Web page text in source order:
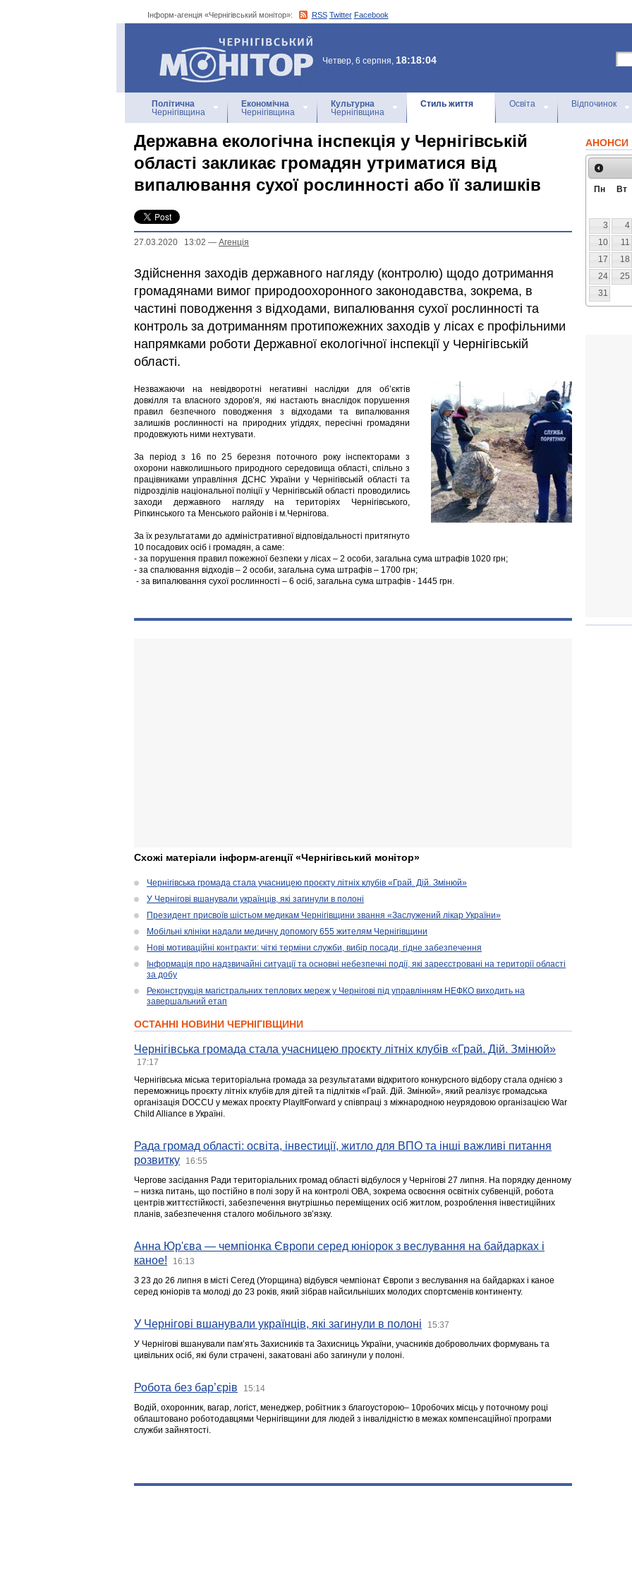
Інформ-агенція «Чернігівський монітор»: RSS Twitter Facebook
Інформ-агенція
«Чернігівський монітор»
Четвер, 6 серпня, 18:18:04
Політична
Чернігівщина
Економічна
Чернігівщина
Культурна
Чернігівщина
Стиль життя Освіта Відпочинок
Державна екологічна інспекція у Чернігівській
області закликає громадян утриматися від
випалювання сухої рослинності або її залишків
27.03.2020 13:02 — Агенцiя
Здійснення заходів державного нагляду (контролю) щодо дотримання
громадянами вимог природоохоронного законодавства, зокрема, в
частині поводження з відходами, випалювання сухої рослинності та
контроль за дотриманням протипожежних заходів у лісах є профільними
напрямками роботи Державної екологічної інспекції у Чернігівській
області.
Незважаючи на невідворотні негативні наслідки для об’єктів
довкілля та власного здоров’я, які настають внаслідок порушення
правил безпечного поводження з відходами та випалювання
залишків рослинності на природних угіддях, пересічні громадяни
продовжують ними нехтувати.
За період з 16 по 25 березня поточного року інспекторами з
охорони навколишнього природного середовища області, спільно з
працівниками управління ДСНС України у Чернігівській області та
підрозділів національної поліції у Чернігівській області проводились
заходи державного нагляду на територіях Чернігівського,
Ріпкинського та Менського районів і м.Чернігова.
За їх результатами до адміністративної відповідальності притягнуто
10 посадових осіб і громадян, а саме:
- за порушення правил пожежної безпеки у лісах – 2 особи, загальна сума штрафів 1020 грн;
- за спалювання відходів – 2 особи, загальна сума штрафів – 1700 грн;
- за випалювання сухої рослинності – 6 осіб, загальна сума штрафів - 1445 грн.
Схожі матеріали інформ-агенції «Чернігівський монітор»
Чернігівська громада стала учасницею проєкту літніх клубів «Грай. Дій. Змінюй»
У Чернігові вшанували українців, які загинули в полоні
Президент присвоїв шістьом медикам Чернігівщини звання «Заслужений лікар України»
Мобільні клініки надали медичну допомогу 655 жителям Чернігівщини
Нові мотиваційні контракти: чіткі терміни служби, вибір посади, гідне забезпечення
Інформація про надзвичайні ситуації та основні небезпечні події, які зареєстровані на території області
за добу
Реконструкція магістральних теплових мереж у Чернігові під управлінням НЕФКО виходить на
завершальний етап
ОСТАННІ НОВИНИ ЧЕРНІГІВЩИНИ
Чернігівська громада стала учасницею проєкту літніх клубів «Грай. Дій. Змінюй»
17:17
Чернігівська міська територіальна громада за результатами відкритого конкурсного відбору стала однією з
переможниць проєкту літніх клубів для дітей та підлітків «Грай. Дій. Змінюй», який реалізує громадська
організація DOCCU у межах проєкту PlayItForward у співпраці з міжнародною неурядовою організацією War
Child Alliance в Україні.
Рада громад області: освіта, інвестиції, житло для ВПО та інші важливі питання
розвитку
16:55
Чергове засідання Ради територіальних громад області відбулося у Чернігові 27 липня. На порядку денному
– низка питань, що постійно в полі зору й на контролі ОВА, зокрема освоєння освітніх субвенцій, робота
центрів життєстійкості, забезпечення внутрішньо переміщених осіб житлом, розроблення інвестиційних
планів, забезпечення сталого мобільного зв’язку.
Анна Юр'єва — чемпіонка Європи серед юніорок з веслування на байдарках і
каное!
16:13
З 23 до 26 липня в місті Сегед (Угорщина) відбувся чемпіонат Європи з веслування на байдарках і каное
серед юніорів та молоді до 23 років, який зібрав найсильніших молодих спортсменів континенту.
У Чернігові вшанували українців, які загинули в полоні 15:37
У Чернігові вшанували пам’ять Захисників та Захисниць України, учасників добровольчих формувань та
цивільних осіб, які були страчені, закатовані або загинули у полоні.
Робота без бар’єрів 15:14
Водій, охоронник, вагар, логіст, менеджер, робітник з благоусторою– 10робочих місць у поточному році
облаштовано роботодавцями Чернігівщини для людей з інвалідністю в межах компенсаційної програми
служби зайнятості.
АНОНСИ
Пн Вт
3
4
10
11
17
18
24
25
31